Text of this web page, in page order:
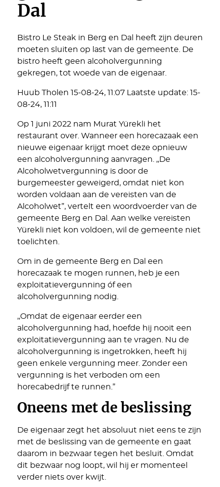
Dal
Bistro Le Steak in Berg en Dal heeft zijn deuren
moeten sluiten op last van de gemeente. De
bistro heeft geen alcoholvergunning
gekregen, tot woede van de eigenaar.
Huub Tholen 15-08-24, 11:07 Laatste update: 15-
08-24, 11:11
Op 1 juni 2022 nam Murat Yürekli het
restaurant over. Wanneer een horecazaak een
nieuwe eigenaar krijgt moet deze opnieuw
een alcoholvergunning aanvragen. ,,De
Alcoholwetvergunning is door de
burgemeester geweigerd, omdat niet kon
worden voldaan aan de vereisten van de
Alcoholwet”, vertelt een woordvoerder van de
gemeente Berg en Dal. Aan welke vereisten
Yürekli niet kon voldoen, wil de gemeente niet
toelichten.
Om in de gemeente Berg en Dal een
horecazaak te mogen runnen, heb je een
exploitatievergunning óf een
alcoholvergunning nodig.
,,Omdat de eigenaar eerder een
alcoholvergunning had, hoefde hij nooit een
exploitatievergunning aan te vragen. Nu de
alcoholvergunning is ingetrokken, heeft hij
geen enkele vergunning meer. Zonder een
vergunning is het verboden om een
horecabedrijf te runnen.”
Oneens met de beslissing
De eigenaar zegt het absoluut niet eens te zijn
met de beslissing van de gemeente en gaat
daarom in bezwaar tegen het besluit. Omdat
dit bezwaar nog loopt, wil hij er momenteel
verder niets over kwijt.